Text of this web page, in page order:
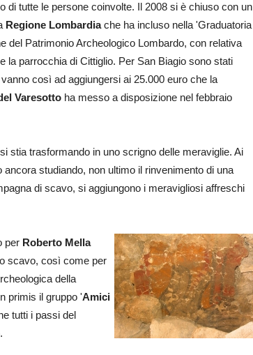
di tutte le persone coinvolte. Il 2008 si è chiuso con un
Regione Lombardiache ha incluso nella 'Graduatoria
del Patrimonio Archeologico Lombardo, con relativa
la parrocchia di Cittiglio. Per San Biagio sono stati
così ad aggiungersi ai 25.000 euro che la
Varesotto ha messo a disposizione nel febbraio
stia trasformando in uno scrigno delle meraviglie. Ai
studiando, non ultimo il rinvenimento di una
di scavo, si aggiungono i meravigliosi affreschi
per Roberto Mella
scavo, così come per
della
primis il gruppo 'Amici
tutti i passi del